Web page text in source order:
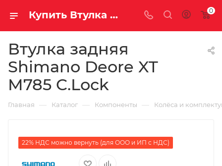
Купить Втулка задняя Shimano Deore XT M785 C.Lock за рублей, а со скидкой 0
Втулка задняя
Shimano Deore XT
M785 C.Lock
Главная — Каталог — Компоненты — Колёса и
22% НДС можно вернуть (для ООО и ИП с НДС)